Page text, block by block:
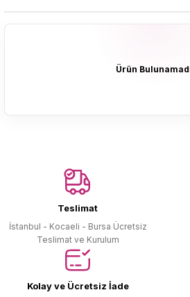
Ürün
Teslimat
İstanbul - Kocaeli - Bursa Ücretsiz
Teslimat ve Kurulum
Kolay ve Ücretsiz İade